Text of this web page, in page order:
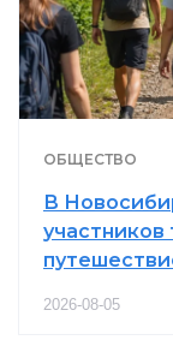
ОБЩЕСТВО
В
2026-08-05